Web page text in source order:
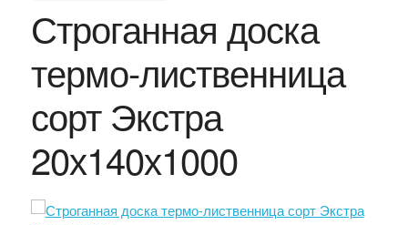
Строганная доска
термо-лиственница
сорт Экстра
20х140х1000